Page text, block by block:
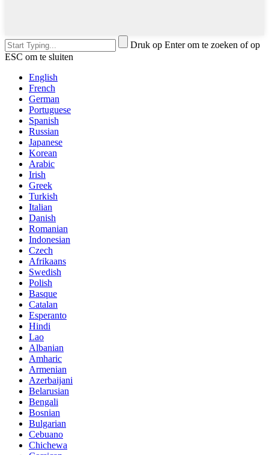
Druk op Enter om te zoeken of op
ESC om te sluiten
English
French
German
Portuguese
Spanish
Russian
Japanese
Korean
Arabic
Irish
Greek
Turkish
Italian
Danish
Romanian
Indonesian
Czech
Afrikaans
Swedish
Polish
Basque
Catalan
Esperanto
Hindi
Lao
Albanian
Amharic
Armenian
Azerbaijani
Belarusian
Bengali
Bosnian
Bulgarian
Cebuano
Chichewa